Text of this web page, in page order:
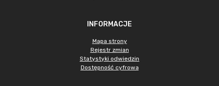
INFORMACJE
Mapa strony
Rejestr zmian
Statystyki odwiedzin
Dostępność cyfrowa